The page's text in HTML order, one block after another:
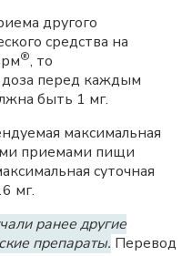
другого
средства на
®, то
доза перед каждым
быть 1 мг.
максимальная
приемами пищи
суточная
мг.
ранее другие
препараты. Перевод